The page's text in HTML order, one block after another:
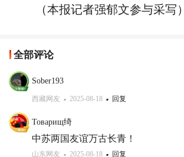
（本报记者强郁文参与采写）
全部评论
Sober193
西藏网友 2025-08-18 回复
Товарищ绮
中苏两国友谊万古长青！
山东网友 2025-08-18 回复